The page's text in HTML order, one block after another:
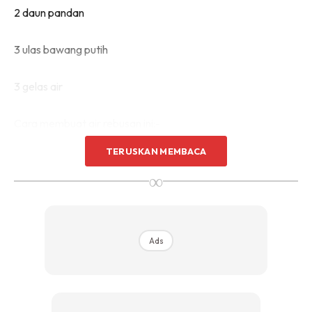
2 daun pandan
3 ulas bawang putih
3. Kemudian masukkan daun pandan dan bawang putih.
TERUSKAN MEMBACA
∞
Ads